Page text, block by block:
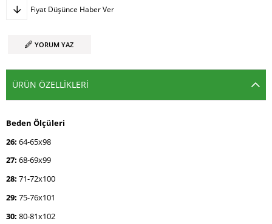
Fiyat Düşünce Haber Ver
YORUM YAZ
ÜRÜN ÖZELLIKLERI
Beden Ölçüleri
26: 64-65x98
27: 68-69x99
28: 71-72x100
29: 75-76x101
30: 80-81x102